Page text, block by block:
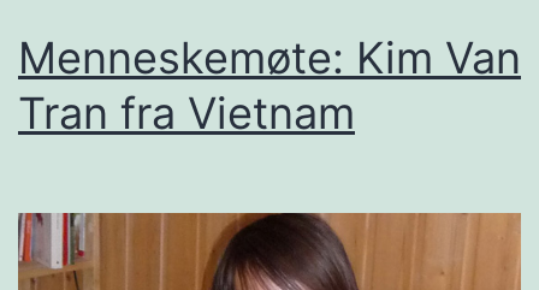
Menneskemøte: Kim Van
Tran fra Vietnam